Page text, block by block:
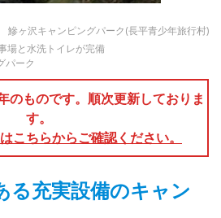
鰺ヶ沢キャンピングパーク(長平青少年旅行村)
場と水洗トイレが完備
パーク
のものです。順次更新しておりま
す。
こちらからご確認ください。
る充実設備のキャン